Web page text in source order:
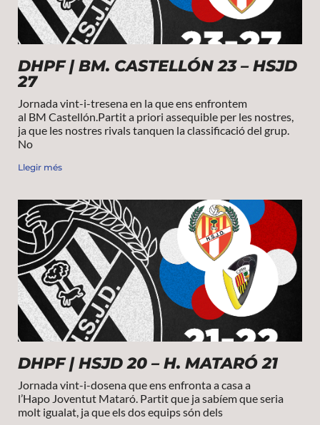
DHPF | BM. CASTELLÓN 23 – HSJD
27
Jornada vint-i-tresena en la que ens enfrontem
al BM Castellón.Partit a priori assequible per les nostres,
ja que les nostres rivals tanquen la classificació del grup.
No
Llegir més
DHPF | HSJD 20 – H. MATARÓ 21
Jornada vint-i-dosena que ens enfronta a casa a
l’Hapo Joventut Mataró. Partit que ja sabíem que seria
molt igualat, ja que els dos equips són dels